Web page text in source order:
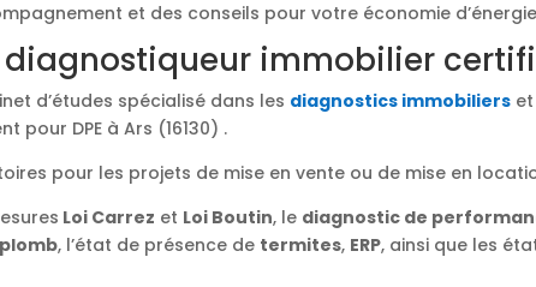
et des conseils pour votre économie d’énergie
diagnostiqueur immobilier
d’études spécialisé dans les diagnostics immobiliers
pour DPE à Ars (16130) .
pour les projets de mise en vente ou de mise en
Loi Carrez et Loi Boutin, le diagnostic de
plomb, l’état de présence de termites, ERP, ainsi que les